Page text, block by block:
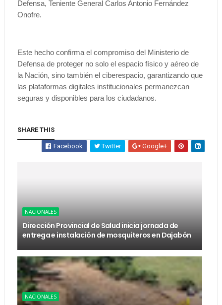
Defensa, Teniente General Carlos Antonio Fernández
Onofre.
Este hecho confirma el compromiso del Ministerio de
Defensa de proteger no solo el espacio físico y aéreo de
la Nación, sino también el ciberespacio, garantizando que
las plataformas digitales institucionales permanezcan
seguras y disponibles para los ciudadanos.
SHARE THIS
Facebook Twitter Google+
NACIONALES
Dirección Provincial de Salud inicia jornada de
entrega e instalación de mosquiteros en Dajabón
NACIONALES